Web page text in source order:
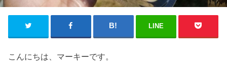
LINE
こんにちは、マーキーです。